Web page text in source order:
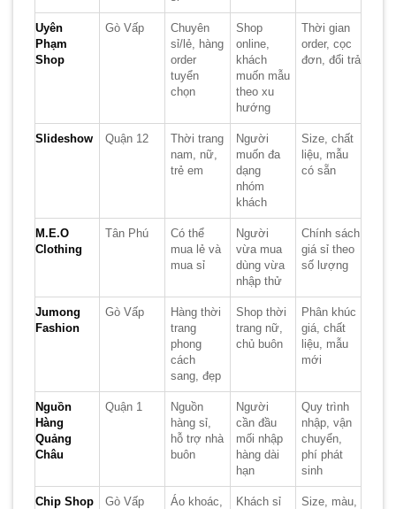
Uyên
Phạm
Shop
Gò Vấp
Chuyên
sỉ/lẻ, hàng
order
tuyển
chọn
Shop
online,
khách
muốn mẫu
theo xu
hướng
Thời gian
order, cọc
đơn, đổi trả
Slideshow Quận 12
Thời trang
nam, nữ,
trẻ em
Người
muốn đa
dạng
nhóm
khách
Size, chất
liệu, mẫu
có sẵn
M.E.O
Clothing
Tân Phú
Có thể
mua lẻ và
mua sỉ
Người
vừa mua
dùng vừa
nhập thử
Chính sách
giá sỉ theo
số lượng
Jumong
Fashion
Gò Vấp
Hàng thời
trang
phong
cách
sang, đẹp
Shop thời
trang nữ,
chủ buôn
Phân khúc
giá, chất
liệu, mẫu
mới
Nguồn
Hàng
Quảng
Châu
Quận 1
Nguồn
hàng sỉ,
hỗ trợ nhà
buôn
Người
cần đầu
mối nhập
hàng dài
hạn
Quy trình
nhập, vận
chuyển,
phí phát
sinh
Chip Shop Gò Vấp
Áo khoác,
Khách sỉ
Size, màu,